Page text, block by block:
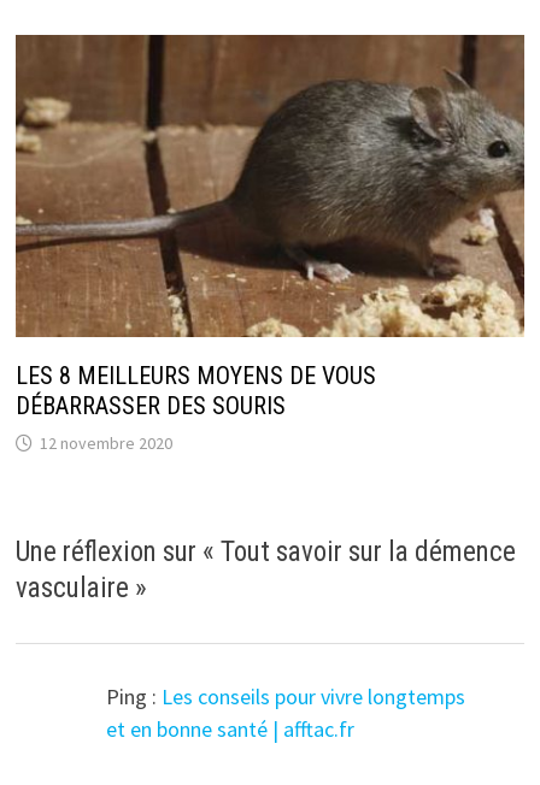
LES 8 MEILLEURS MOYENS DE VOUS
DÉBARRASSER DES SOURIS
12 novembre 2020
Une réflexion sur « Tout savoir sur la démence
vasculaire »
Ping : Les conseils pour vivre longtemps
et en bonne santé | afftac.fr